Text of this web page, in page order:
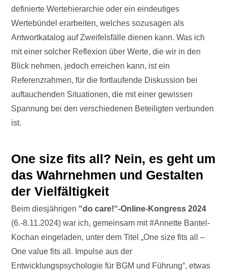
definierte Wertehierarchie oder ein eindeutiges
Wertebündel erarbeiten, welches sozusagen als
Antwortkatalog auf Zweifelsfälle dienen kann. Was ich
mit einer solcher Reflexion über Werte, die wir in den
Blick nehmen, jedoch erreichen kann, ist ein
Referenzrahmen, für die fortlaufende Diskussion bei
auftauchenden Situationen, die mit einer gewissen
Spannung bei den verschiedenen Beteiligten verbunden
ist.
One size fits all? Nein, es geht um
das Wahrnehmen und Gestalten
der Vielfältigkeit
Beim diesjährigen “do care!“-Online-Kongress 2024
(6.-8.11.2024) war ich, gemeinsam mit #Annette Bantel-
Kochan eingeladen, unter dem Titel „One size fits all –
One value fits all. Impulse aus der
Entwicklungspsychologie für BGM und Führung“, etwas